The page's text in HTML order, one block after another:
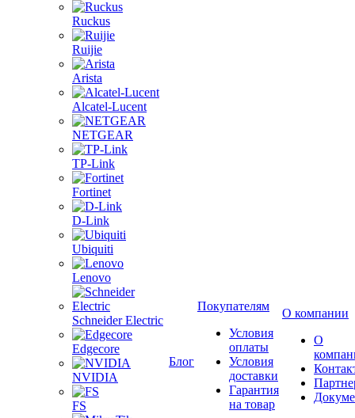
Ruckus
Ruijie
Arista
Alcatel-Lucent
NETGEAR
TP-Link
Fortinet
D-Link
Ubiquiti
Lenovo
Schneider Electric
Edgecore
NVIDIA
FS
Блог
Покупателям
Условия
оплаты
Условия
доставки
Гарантия
на товар
О компании
О